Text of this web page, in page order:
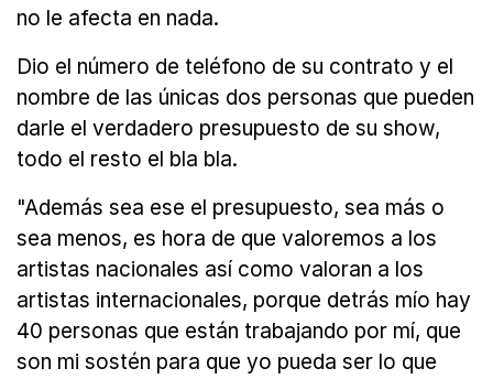
no le afecta en nada.
Dio el número de teléfono de su contrato y el
nombre de las únicas dos personas que pueden
darle el verdadero presupuesto de su show,
todo el resto el bla bla.
"Además sea ese el presupuesto, sea más o
sea menos, es hora de que valoremos a los
artistas nacionales así como valoran a los
artistas internacionales, porque detrás mío hay
40 personas que están trabajando por mí, que
son mi sostén para que yo pueda ser lo que